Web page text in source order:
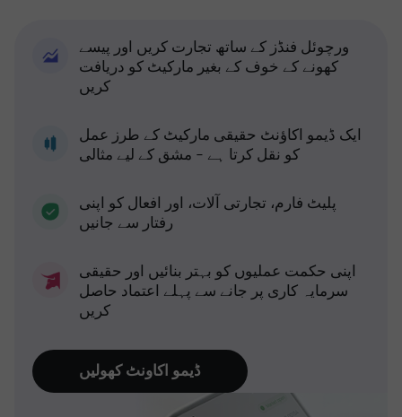
ورچوئل فنڈز کے ساتھ تجارت کریں اور پیسے
کھونے کے خوف کے بغیر مارکیٹ کو دریافت
کریں
ایک ڈیمو اکاؤنٹ حقیقی مارکیٹ کے طرز عمل
کو نقل کرتا ہے - مشق کے لیے مثالی
پلیٹ فارم، تجارتی آلات، اور افعال کو اپنی
رفتار سے جانیں
اپنی حکمت عملیوں کو بہتر بنائیں اور حقیقی
سرمایہ کاری پر جانے سے پہلے اعتماد حاصل
کریں
ڈیمو اکاونٹ کھولیں